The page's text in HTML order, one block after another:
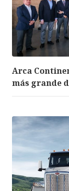
Arca
más grande